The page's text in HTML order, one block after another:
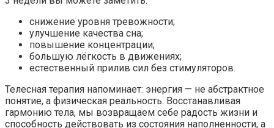
снижение уровня тревожности;
улучшение качества сна;
повышение концентрации;
большую лёгкость в движениях;
естественный прилив сил без стимуляторов.
Телесная терапия напоминает: энергия — не абстрактное
понятие, а физическая реальность. Восстанавливая
гармонию тела, мы возвращаем себе радость жизни и
способность действовать из состояния наполненности, а